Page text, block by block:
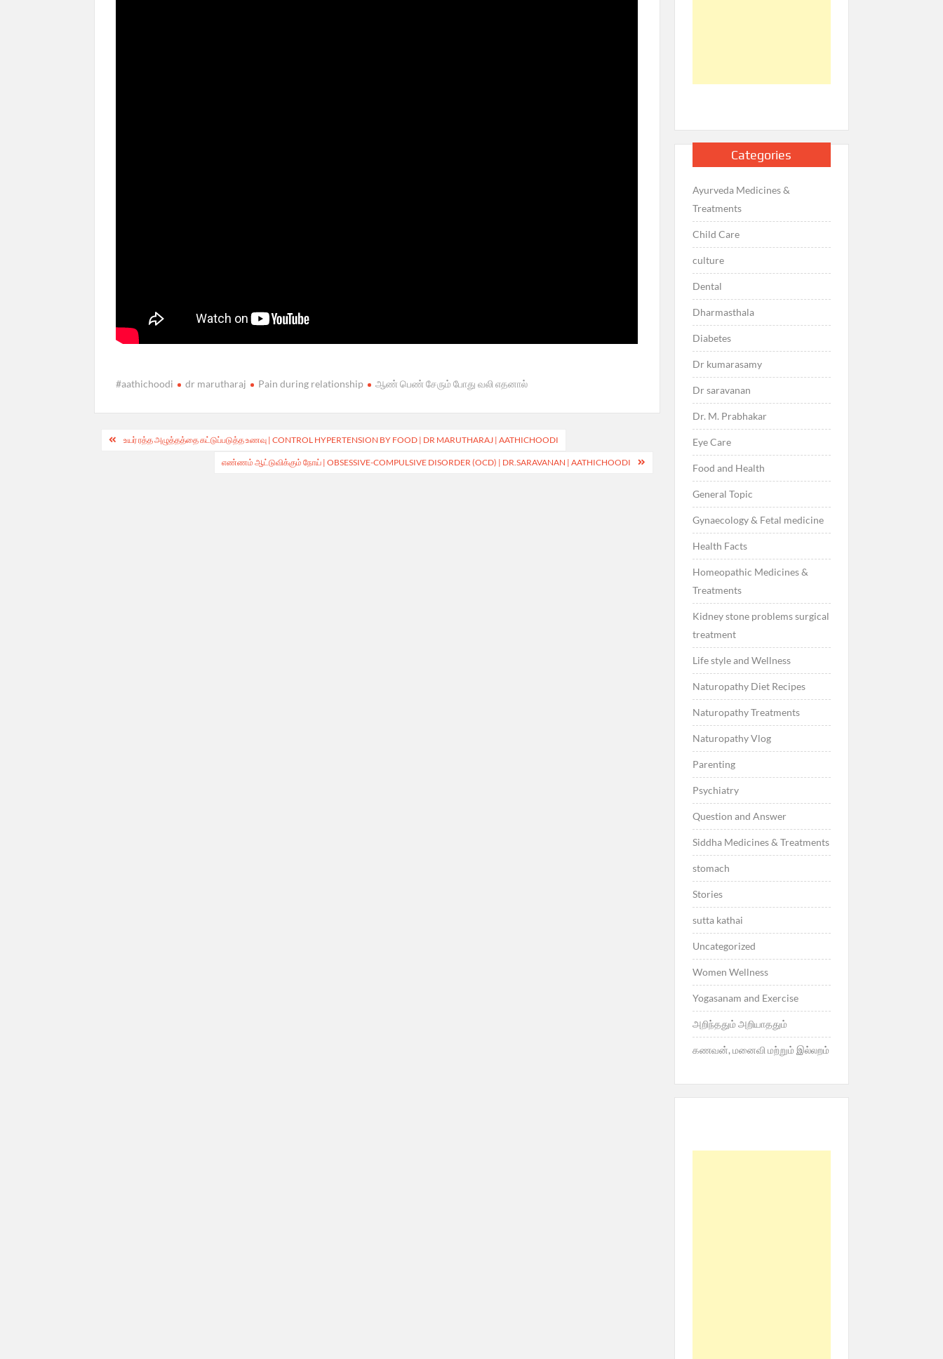
#aathichoodi dr marutharaj Pain during relationship ஆண் பெண் சேரும் போது வலி எதனால்
Postஉயர் ரத்த அழுத்தத்தை கட்டுப்படுத்த உணவு | CONTROL HYPERTENSION BY FOOD | DR MARUTHARAJ | AATHICHOODI
எண்ணம் ஆட்டுவிக்கும் நோய் | OBSESSIVE-COMPULSIVE DISORDER (OCD) | DR.SARAVANAN | AATHICHOODI
Categories
Ayurveda Medicines &
Treatments
Child Care
culture
Dental
Dharmasthala
Diabetes
Dr kumarasamy
Dr saravanan
Dr. M. Prabhakar
Eye Care
Food and Health
General Topic
Gynaecology & Fetal medicine
Health Facts
Homeopathic Medicines &
Treatments
Kidney stone problems surgical
treatment
Life style and Wellness
Naturopathy Diet Recipes
Naturopathy Treatments
Naturopathy Vlog
Parenting
Psychiatry
Question and Answer
Siddha Medicines & Treatments
stomach
Stories
sutta kathai
Uncategorized
Women Wellness
Yogasanam and Exercise
அறிந்ததும் அறியாததும்
கணவன், மனைவி மற்றும் இல்லறம்